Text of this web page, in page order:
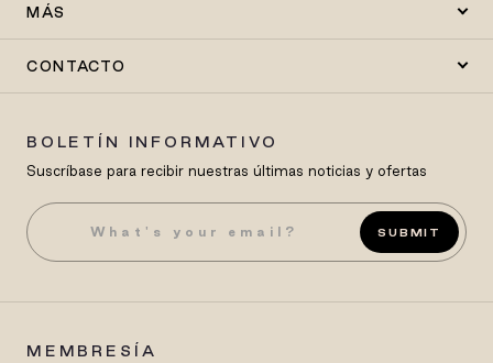
MÁS
CONTACTO
BOLETÍN INFORMATIVO
Suscríbase para recibir nuestras últimas noticias y ofertas
SUBMIT
MEMBRESÍA